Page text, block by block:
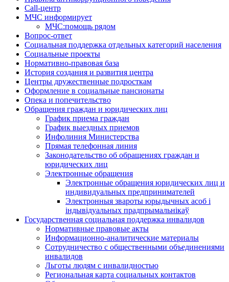
Call-центр
МЧС информирует
МЧС:помощь рядом
Вопрос-ответ
Социальная поддержка отдельных категорий населения
Социальные проекты
Нормативно-правовая база
История создания и развития центра
Центры дружественные подросткам
Оформление в социальные пансионаты
Опека и попечительство
Обращения граждан и юридических лиц
График приема граждан
График выездных приемов
Инфолиния Министерства
Прямая телефонная линия
Законодательство об обращениях граждан и
юридических лиц
Электронные обращения
Электронные обращения юридических лиц и
индивидуальных предпринимателей
Электронныя звароты юрыдычных асоб і
індывідуальных прадпрымальнікаў
Государственная социальная поддержка инвалидов
Нормативные правовые акты
Информационно-аналитические материалы
Сотрудничество с общественными объединениями
инвалидов
Льготы людям с инвалидностью
Региональная карта социальных контактов